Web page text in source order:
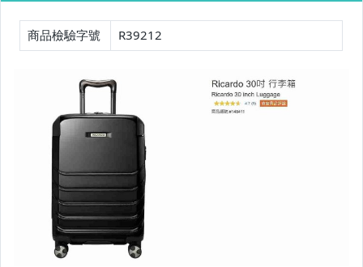
嬰幼兒與孕婦
汽機車精品百貨
居家、家具與園藝
男性精品與服飾
女裝與服飾配件
手錶與飾品配件
商品檢驗字號 R39212